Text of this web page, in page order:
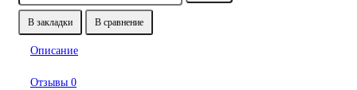
В закладки В сравнение
Описание
Отзывы 0